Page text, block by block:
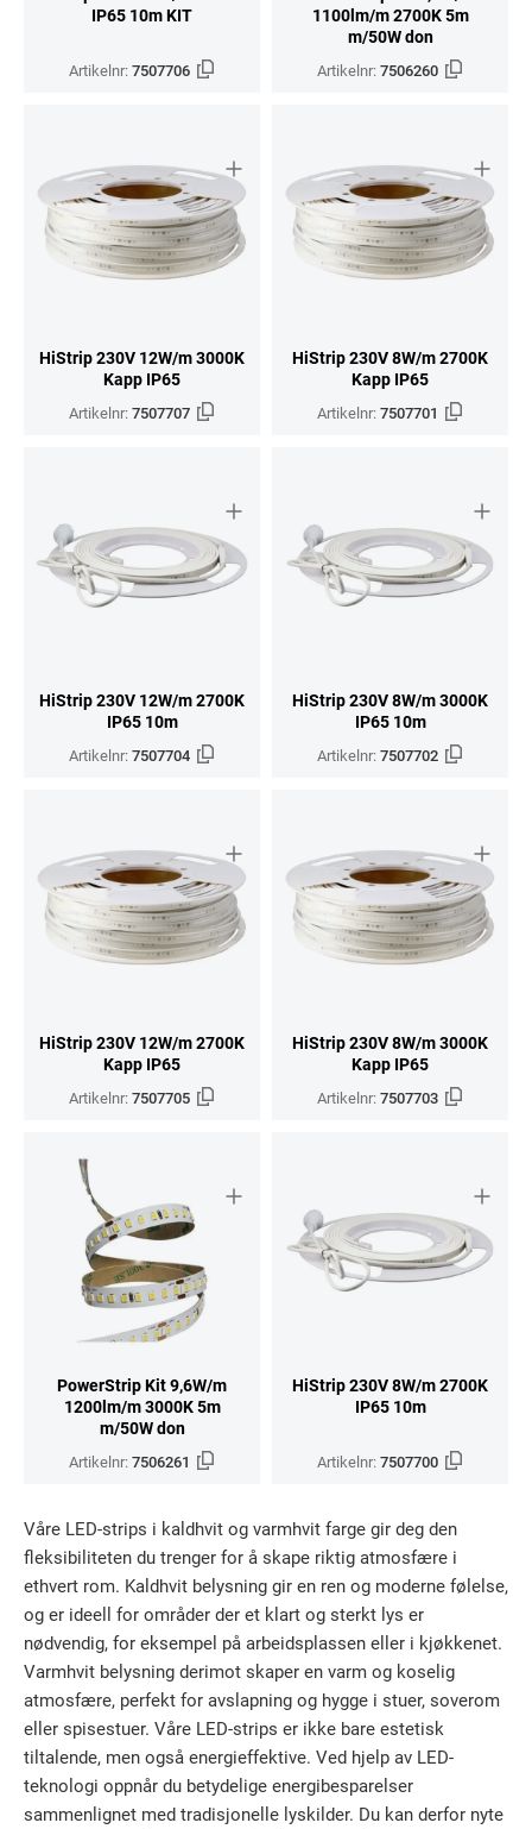
IP65 10m KIT
Artikelnr:7507706
1100lm/m 2700K 5m
m/50W don
Artikelnr:7506260
HiStrip 230V 12W/m 3000K
Kapp IP65
Artikelnr:7507707
HiStrip 230V 8W/m 2700K
Kapp IP65
Artikelnr:7507701
HiStrip 230V 12W/m 2700K
IP65 10m
Artikelnr:7507704
HiStrip 230V 8W/m 3000K
IP65 10m
Artikelnr:7507702
HiStrip 230V 12W/m 2700K
Kapp IP65
Artikelnr:7507705
HiStrip 230V 8W/m 3000K
Kapp IP65
Artikelnr:7507703
PowerStrip Kit 9,6W/m
1200lm/m 3000K 5m
m/50W don
Artikelnr:7506261
HiStrip 230V 8W/m 2700K
IP65 10m
Artikelnr:7507700
Våre LED-strips i kaldhvit og varmhvit farge gir deg den
fleksibiliteten du trenger for å skape riktig atmosfære i
ethvert rom. Kaldhvit belysning gir en ren og moderne følelse,
og er ideell for områder der et klart og sterkt lys er
nødvendig, for eksempel på arbeidsplassen eller i kjøkkenet.
Varmhvit belysning derimot skaper en varm og koselig
atmosfære, perfekt for avslapning og hygge i stuer, soverom
eller spisestuer. Våre LED-strips er ikke bare estetisk
tiltalende, men også energieffektive. Ved hjelp av LED-
teknologi oppnår du betydelige energibesparelser
sammenlignet med tradisjonelle lyskilder. Du kan derfor nyte